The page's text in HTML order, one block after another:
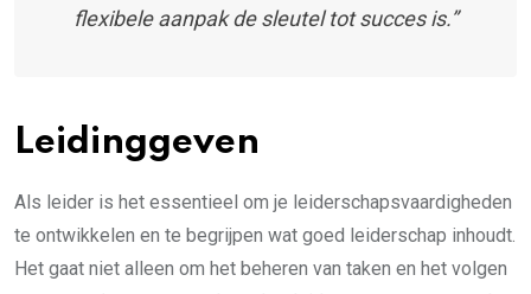
flexibele aanpak de sleutel tot succes is.”
Leidinggeven
Als leider is het essentieel om je leiderschapsvaardigheden
te ontwikkelen en te begrijpen wat goed leiderschap inhoudt.
Het gaat niet alleen om het beheren van taken en het volgen